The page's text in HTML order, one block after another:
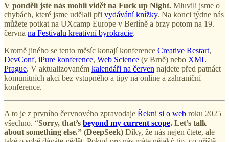
V pondělí jste nás mohli vidět na Fuck up Night. Mluvili jsme o
chybách, které jsme udělali při vydávání knížky. Na konci týdne nás
můžete potkat na UXcamp Europe v Berlíně a brzy potom na 19.
června na Festivalu kreativní byrokracie.
Kromě jiného se tento měsíc konají konference Creative Restart,
DevConf, iPure konference, Web Science (v Brně) nebo XML
Prague. V aktualizovaném kalendáři na červen najdete před patnáct
komunitních akcí bez vstupného a tipy na online a zahraniční
konference.
A to je z prvního červnového zpravodaje Řekni si o web roku 2025
všechno. “Sorry, that’s beyond my current scope. Let’s talk
about something else.” (DeepSeek) Díky, že nás nejen čtete, ale